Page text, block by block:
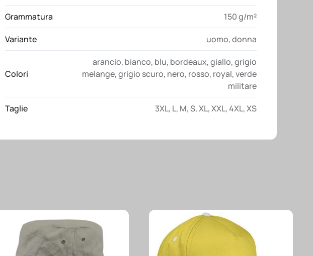
Grammatura 150 g/m²
Variante uomo,donna
Colori
arancio, bianco, blu, bordeaux,giallo,grigio
melange,grigio scuro, nero, rosso, royal,verde
militare
Taglie 3XL, L, M,S,XL,XXL,4XL,XS